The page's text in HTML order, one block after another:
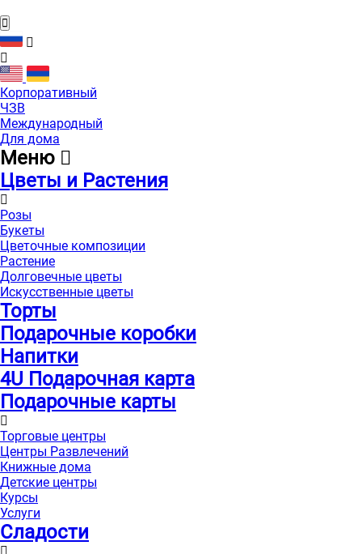
Корпоративный
ЧЗВ
Международный
Для дома
Меню
Цветы и Растения
Розы
Букеты
Цветочные композиции
Растение
Долговечные цветы
Искусственные цветы
Торты
Подарочные коробки
Напитки
4U Подарочная карта
Подарочные карты
Торговые центры
Центры Развлечений
Книжные дома
Детские центры
Курсы
Услуги
Сладости